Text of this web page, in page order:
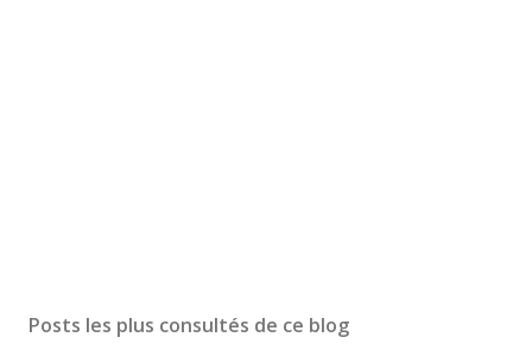
Posts les plus consultés de ce blog